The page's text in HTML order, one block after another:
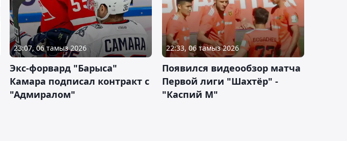
23:07, 06 тамыз 2026
Экс-форвард "Барыса"
Камара подписал контракт с
"Адмиралом"
22:33, 06 тамыз 2026
Появился видеообзор матча
Первой лиги "Шахтёр" -
"Каспий М"